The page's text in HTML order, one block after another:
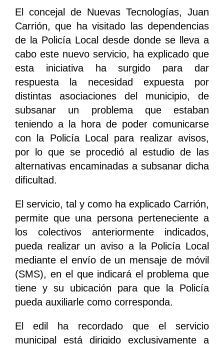
El concejal de Nuevas Tecnologías, Juan
Carrión, que ha visitado las dependencias
de la Policía Local desde donde se lleva a
cabo este nuevo servicio, ha explicado que
esta iniciativa ha surgido para dar
respuesta la necesidad expuesta por
distintas asociaciones del municipio, de
subsanar un problema que estaban
teniendo a la hora de poder comunicarse
con la Policía Local para realizar avisos,
por lo que se procedió al estudio de las
alternativas encaminadas a subsanar dicha
dificultad.
El servicio, tal y como ha explicado Carrión,
permite que una persona perteneciente a
los colectivos anteriormente indicados,
pueda realizar un aviso a la Policía Local
mediante el envío de un mensaje de móvil
(SMS), en el que indicará el problema que
tiene y su ubicación para que la Policía
pueda auxiliarle como corresponda.
El edil ha recordado que el servicio
municipal está dirigido exclusivamente a